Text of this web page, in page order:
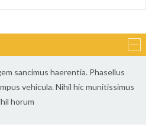
sancimus haerentia. Phasellus
vehicula. Nihil hic munitissimus
horum